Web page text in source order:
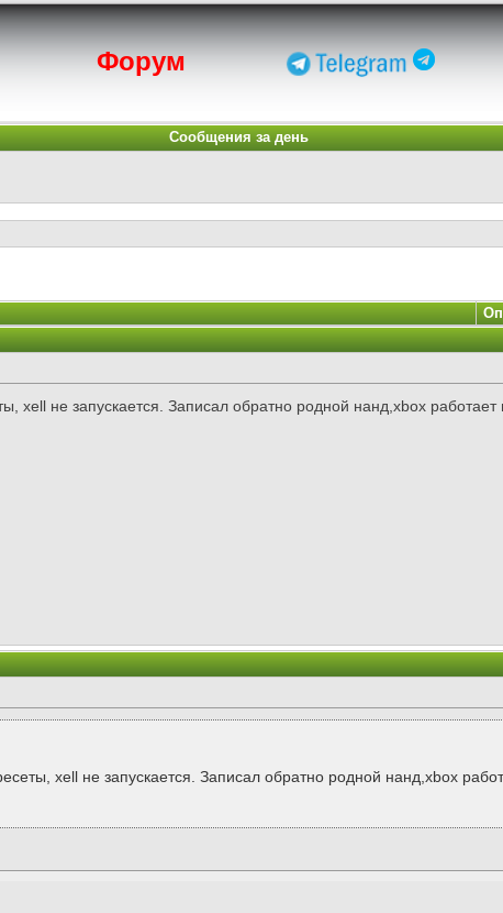
Форум
Сообщения за день
xell не запускается. Записал обратно родной нанд,xbox
xell не запускается. Записал обратно родной нанд,xbox